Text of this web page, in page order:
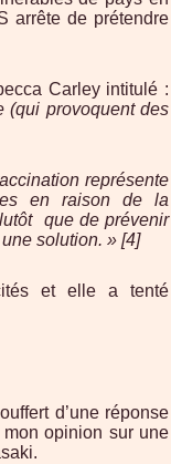
arrête de prétendre
Carley intitulé :
(qui provoquent des
représente
en raison de la
que de prévenir
solution. » [4]
et elle a tenté
d’une réponse
opinion sur une